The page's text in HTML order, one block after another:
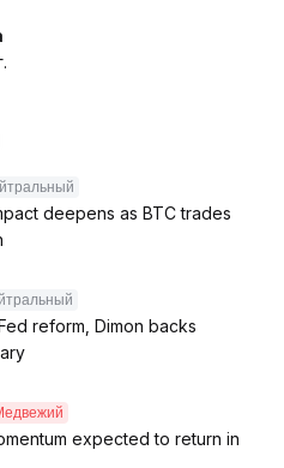
deepens as BTC trades
reform, Dimon backs
expected to return in